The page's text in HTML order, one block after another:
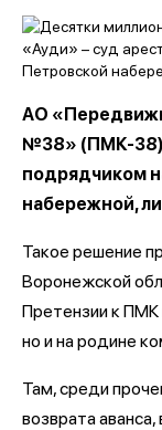
АО
№38» (ПМК-38)
подрядчиком
набережной,
Такое решение
Воронежской
Претензии к ПМК
но и на родине
Там, среди
возврата